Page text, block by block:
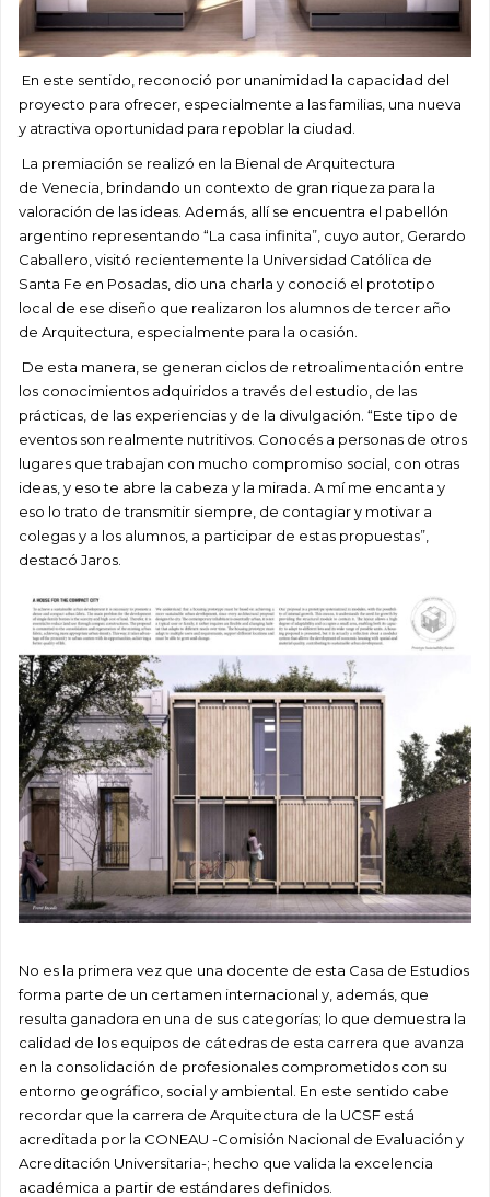
En este sentido, reconoció por unanimidad la capacidad del
proyecto para ofrecer, especialmente a las familias, una nueva
y atractiva oportunidad para repoblar la ciudad.
La premiación se realizó en la Bienal de Arquitectura
de Venecia, brindando un contexto de gran riqueza para la
valoración de las ideas. Además, allí se encuentra el pabellón
argentino representando “La casa infinita”, cuyo autor, Gerardo
Caballero, visitó recientemente la Universidad Católica de
Santa Fe en Posadas, dio una charla y conoció el prototipo
local de ese diseño que realizaron los alumnos de tercer año
de Arquitectura, especialmente para la ocasión.
De esta manera, se generan ciclos de retroalimentación entre
los conocimientos adquiridos a través del estudio, de las
prácticas, de las experiencias y de la divulgación. “Este tipo de
eventos son realmente nutritivos. Conocés a personas de otros
lugares que trabajan con mucho compromiso social, con otras
ideas, y eso te abre la cabeza y la mirada. A mí me encanta y
eso lo trato de transmitir siempre, de contagiar y motivar a
colegas y a los alumnos, a participar de estas propuestas”,
destacó Jaros.
No es la primera vez que una docente de esta Casa de Estudios
forma parte de un certamen internacional y, además, que
resulta ganadora en una de sus categorías; lo que demuestra la
calidad de los equipos de cátedras de esta carrera que avanza
en la consolidación de profesionales comprometidos con su
entorno geográfico, social y ambiental. En este sentido cabe
recordar que la carrera de Arquitectura de la UCSF está
acreditada por la CONEAU -Comisión Nacional de Evaluación y
Acreditación Universitaria-; hecho que valida la excelencia
académica a partir de estándares definidos.